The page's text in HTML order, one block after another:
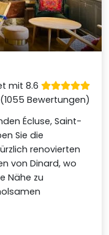
mit 8.6
(1055 Bewertungen)
Écluse, Saint-
Sie die
renovierten
von Dinard, wo
Nähe zu